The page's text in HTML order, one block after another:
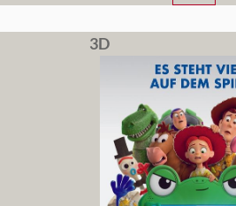
3D